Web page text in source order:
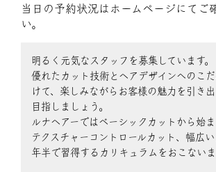
当日の予約状況はホームページにてご
い。
明るく元気なスタッフを募集しています。
優れたカット技術とヘアデザインへのこ
けて、楽しみながらお客様の魅力を引き
目指しましょう。
ルナヘアーではベーシックカットから始
テクスチャーコントロールカット、幅広
年半で習得するカリキュラムをおこない